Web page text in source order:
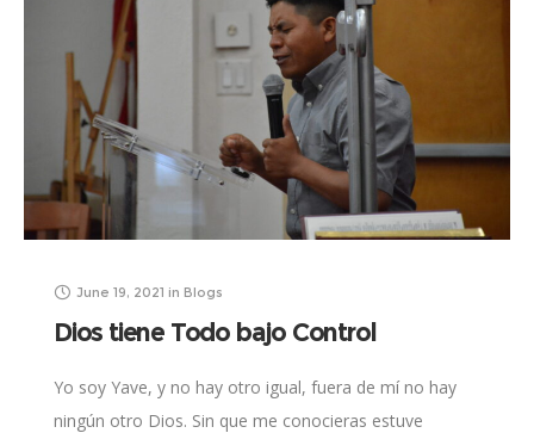
June 19, 2021 in Blogs
Dios tiene Todo bajo Control
Yo soy Yave, y no hay otro igual, fuera de mí no hay
ningún otro Dios. Sin que me conocieras estuve